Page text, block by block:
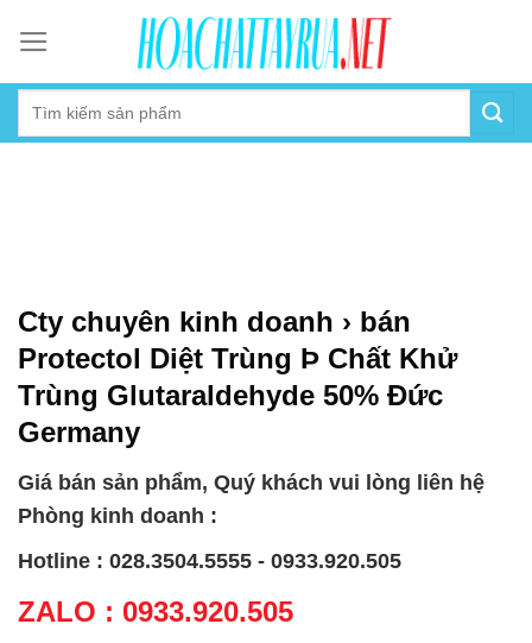
content
Cty chuyên kinh doanh › bán
Protectol Diệt Trùng Þ Chất Khử
Trùng Glutaraldehyde 50% Đức
Germany
Giá bán sản phẩm, Quý khách vui lòng liên hệ
Phòng kinh doanh :
Hotline : 028.3504.5555 - 0933.920.505
ZALO : 0933.920.505